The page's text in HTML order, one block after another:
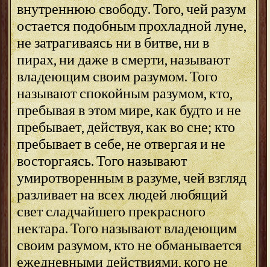
внутреннюю свободу. Того, чей разум
остается подобным прохладной луне,
не затрагиваясь ни в битве, ни в
пирах, ни даже в смерти, называют
владеющим своим разумом. Того
называют спокойным разумом, кто,
пребывая в этом мире, как будто и не
пребывает, действуя, как во сне; кто
пребывает в себе, не отвергая и не
восторгаясь. Того называют
умиротворенным в разуме, чей взгляд
разливает на всех людей любящий
свет сладчайшего прекрасного
нектара. Того называют владеющим
своим разумом, кто не обманывается
ежедневными действиями, кого не